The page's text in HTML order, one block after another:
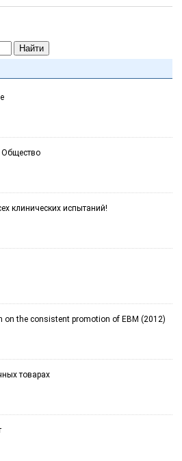
Найти
Общество
клинических испытаний!
on the consistent promotion of EBM (2012)
товарах